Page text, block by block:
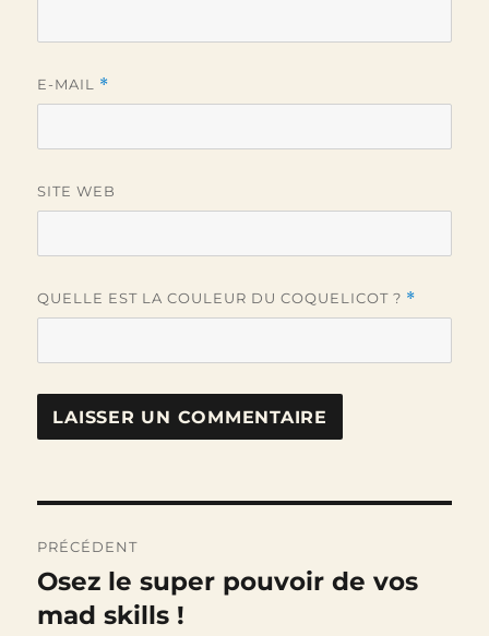
E-MAIL *
SITE WEB
QUELLE EST LA COULEUR DU COQUELICOT ? *
de
l’article
PRÉCÉDENT
Publication
précédente :
Osez le super pouvoir de vos
mad skills !